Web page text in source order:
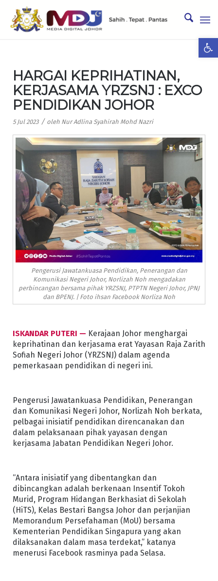
HARGAI KEPRIHATINAN,
KERJASAMA YRZSNJ : EXCO
PENDIDIKAN JOHOR
5 Jul 2023 / oleh Nur Adlina Syahirah Mohd Nazri
Pengerusi Jawatankuasa Pendidikan, Penerangan dan
Komunikasi Negeri Johor, Norlizah Noh mengadakan
perbincangan bersama pihak YRZSNJ, PTPTN Negeri Johor, JPNJ
dan BPENJ. | Foto ihsan Facebook Norliza Noh
ISKANDAR PUTERI — Kerajaan Johor menghargai
keprihatinan dan kerjasama erat Yayasan Raja Zarith
Sofiah Negeri Johor (YRZSNJ) dalam agenda
pemerkasaan pendidikan di negeri ini.
Pengerusi Jawatankuasa Pendidikan, Penerangan
dan Komunikasi Negeri Johor, Norlizah Noh berkata,
pelbagai inisiatif pendidikan direncanakan dan
dalam pelaksanaan pihak yayasan dengan
kerjasama Jabatan Pendidikan Negeri Johor.
“Antara inisiatif yang dibentangkan dan
dibincangkan adalah berkenaan Insentif Tokoh
Murid, Program Hidangan Berkhasiat di Sekolah
(HiTS), Kelas Bestari Bangsa Johor dan perjanjian
Memorandum Persefahaman (MoU) bersama
Kementerian Pendidikan Singapura yang akan
dilaksanakan dalam masa terdekat,” katanya
menerusi Facebook rasminya pada Selasa.